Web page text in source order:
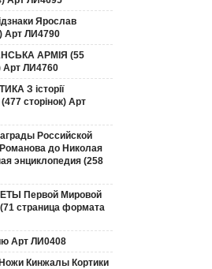
Ярослав
Арт ЛИ4790
АРМІЯ (55
Арт ЛИ4760
З історії
сторінок) Арт
Российской
до Николая
энциклопедия (258
Первой Мировой
страница формата
Арт ЛИ0408
Кинжалы Кортики